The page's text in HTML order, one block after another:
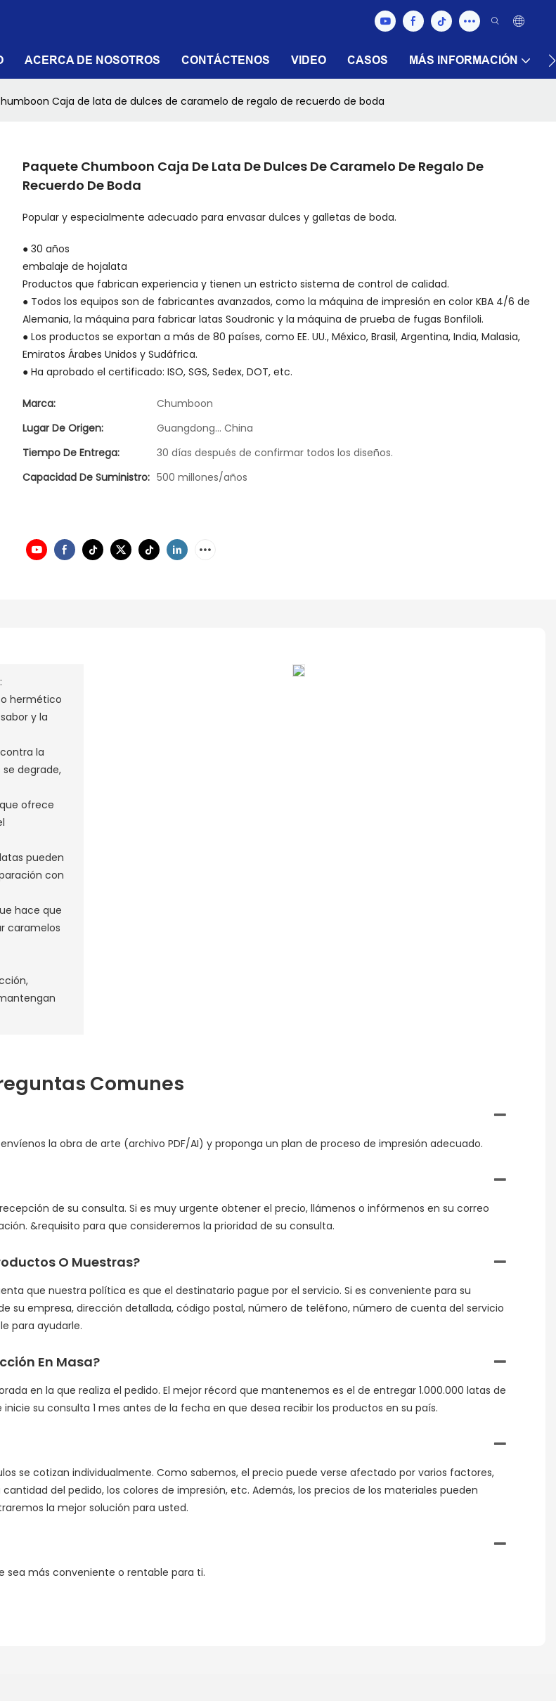
ACERCA DE NOSOTROS CONTÁCTENOS VIDEO CASOS MÁS INFORMACIÓN
Caja de lata de dulces de caramelo de regalo de recuerdo de boda
Paquete Chumboon Caja De Lata De Dulces De Caramelo De Regalo De
Recuerdo De Boda
Popular y especialmente adecuado para envasar dulces y galletas de boda.
● 30 años
Productos que fabrican experiencia y tienen un estricto sistema de control de calidad.
● Todos los equipos son de fabricantes avanzados, como la máquina de impresión en color KBA 4/6 de
Alemania, la máquina para fabricar latas Soudronic y la máquina de prueba de fugas Bonfiloli.
● Los productos se exportan a más de 80 países, como EE. UU., México, Brasil, Argentina, India, Malasia,
Emiratos Árabes Unidos y Sudáfrica.
● Ha aprobado el certificado: ISO, SGS, Sedex, DOT, etc.
Marca:
Chumboon
Lugar De Origen:
Guangdong... China
Tiempo De Entrega:
30 días después de confirmar todos los diseños.
Capacidad De Suministro: 500 millones/años
hermético
y la
la
degrade,
ofrece
pueden
con
hace que
caramelos
Comunes
la obra de arte (archivo PDF/AI) y proponga un plan de proceso de impresión adecuado.
de su consulta. Si es muy urgente obtener el precio, llámenos o infórmenos en su correo
&requisito para que consideremos la prioridad de su consulta.
O Muestras?
que nuestra política es que el destinatario pague por el servicio. Si es conveniente para su
su empresa, dirección detallada, código postal, número de teléfono, número de cuenta del servicio
para ayudarle.
En Masa?
en la que realiza el pedido. El mejor récord que mantenemos es el de entregar 1.000.000 latas de
su consulta 1 mes antes de la fecha en que desea recibir los productos en su país.
se cotizan individualmente. Como sabemos, el precio puede verse afectado por varios factores,
del pedido, los colores de impresión, etc. Además, los precios de los materiales pueden
la mejor solución para usted.
sea más conveniente o rentable para ti.